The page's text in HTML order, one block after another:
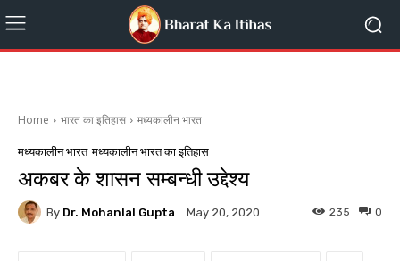
Home भारत का इतिहास मध्यकालीन भारत
मध्यकालीन भारत मध्यकालीन भारत का इतिहास
अकबर के शासन सम्बन्धी उद्देश्य
By Dr. Mohanlal Gupta May 20, 2020 0
235